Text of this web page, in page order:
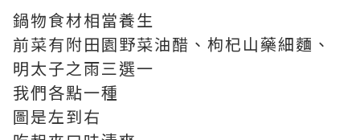
鍋物食材相當養生
前菜有附田園野菜油醋、枸杞山藥細麵、
明太子之雨三選一
我們各點一種
圖是左到右